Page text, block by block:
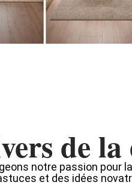
de
notre passion pour
et des idées